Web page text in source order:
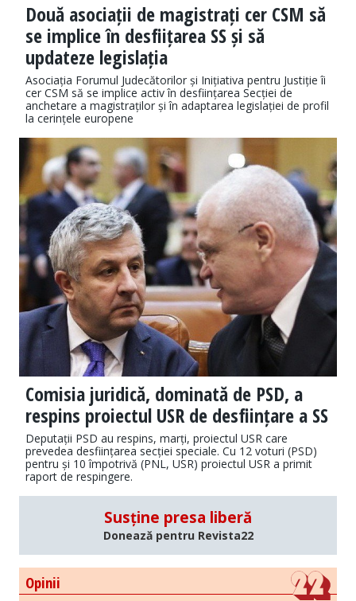
Două asociații de magistrați cer CSM să
se implice în desfiițarea SS și să
updateze legislația
Asociația Forumul Judecătorilor și Inițiativa pentru Justiție îi
cer CSM să se implice activ în desființarea Secției de
anchetare a magistraților și în adaptarea legislației de profil
la cerințele europene
Comisia juridică, dominată de PSD, a
respins proiectul USR de desființare a SS
Deputații PSD au respins, marți, proiectul USR care
prevedea desființarea secției speciale. Cu 12 voturi (PSD)
pentru și 10 împotrivă (PNL, USR) proiectul USR a primit
raport de respingere.
Susține presa liberă
Donează pentru Revista22
Opinii